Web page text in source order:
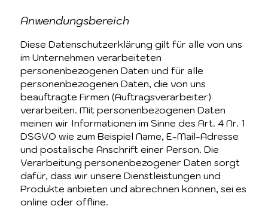
Anwendungsbereich
Diese Datenschutzerklärung gilt für alle von uns
im Unternehmen verarbeiteten
personenbezogenen Daten und für alle
personenbezogenen Daten, die von uns
beauftragte Firmen (Auftragsverarbeiter)
verarbeiten. Mit personenbezogenen Daten
meinen wir Informationen im Sinne des Art. 4 Nr. 1
DSGVO wie zum Beispiel Name, E-Mail-Adresse
und postalische Anschrift einer Person. Die
Verarbeitung personenbezogener Daten sorgt
dafür, dass wir unsere Dienstleistungen und
Produkte anbieten und abrechnen können, sei es
online oder offline.